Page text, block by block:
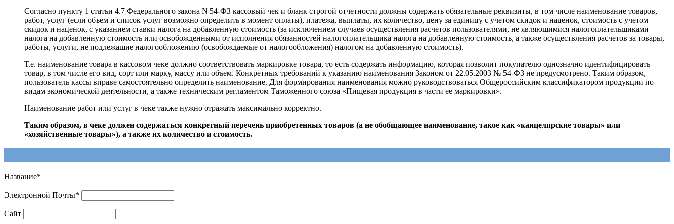
Согласно пункту 1 статьи 4.7 Федерального закона N 54-ФЗ кассовый чек и бланк строгой отчетности должны содержать обязательные реквизиты, в том числе наименование товаров,
работ, услуг (если объем и список услуг возможно определить в момент оплаты), платежа, выплаты, их количество, цену за единицу с учетом скидок и наценок, стоимость с учетом
скидок и наценок, с указанием ставки налога на добавленную стоимость (за исключением случаев осуществления расчетов пользователями, не являющимися налогоплательщиками
налога на добавленную стоимость или освобожденными от исполнения обязанностей налогоплательщика налога на добавленную стоимость, а также осуществления расчетов за товары,
работы, услуги, не подлежащие налогообложению (освобождаемые от налогообложения) налогом на добавленную стоимость).
Т.е. наименование товара в кассовом чеке должно соответствовать маркировке товара, то есть содержать информацию, которая позволит покупателю однозначно идентифицировать
товар, в том числе его вид, сорт или марку, массу или объем. Конкретных требований к указанию наименования Законом от 22.05.2003 № 54-ФЗ не предусмотрено. Таким образом,
пользователь кассы вправе самостоятельно определить наименование. Для формирования наименования можно руководствоваться Общероссийским классификатором продукции по
видам экономической деятельности, а также техническим регламентом Таможенного союза «Пищевая продукция в части ее маркировки».
Наименование работ или услуг в чеке также нужно отражать максимально корректно.
Таким образом, в чеке должен содержаться конкретный перечень приобретенных товаров (а не обобщающее наименование, такое как «канцелярские товары» или
«хозяйственные товары»), а также их количество и стоимость.
Название*
Электронной Почты*
Сайт